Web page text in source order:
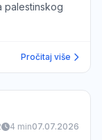
palestinskog
Pročitaj više
4 min07.07.2026